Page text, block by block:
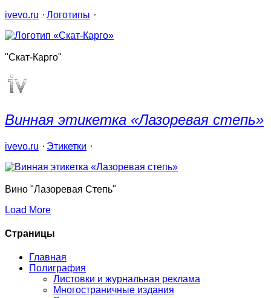
ivevo.ru ⋅ Логотипы ⋅
"Скат-Карго"
Винная этикетка «Лазоревая степь»
ivevo.ru ⋅ Этикетки ⋅
Вино "Лазоревая Степь"
Load More
Страницы
Главная
Полиграфия
Листовки и журнальная реклама
Многостраничные издания